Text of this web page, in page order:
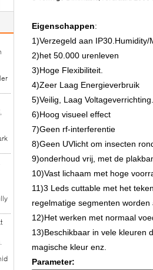
Eigenschappen:
1)Verzegeld aan
2)het 50.000 urenleven
3)Hoge Flexibiliteit.
4)Zeer Laag Energieverbruik
5)Veilig, Laag Voltageverrichting.
6)Hoog visueel effect
7)Geen rf-interferentie
8)Geen UVlicht om insecten
9)onderhoud vrij, met de
10)Vast lichaam met hoge
11)3 Leds cuttable met het
regelmatige segmenten
12)Het werken met normaal
13)Beschikbaar in vele kleuren
magische kleur enz.
Parameter: